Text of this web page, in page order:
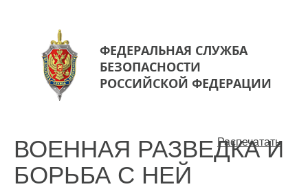
ФЕДЕРАЛЬНАЯ СЛУЖБА
БЕЗОПАСНОСТИ
РОССИЙСКОЙ ФЕДЕРАЦИИ
Распечатать
ВОЕННАЯ РАЗВЕДКА И
БОРЬБА С НЕЙ